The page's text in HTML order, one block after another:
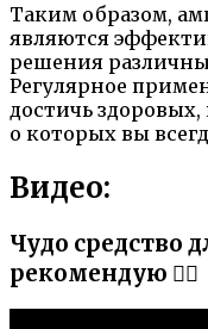
Таким образом,
являются
решения
Регулярное
достичь
о которых вы
Видео:
Чудо средство
рекомендую 👍🏼